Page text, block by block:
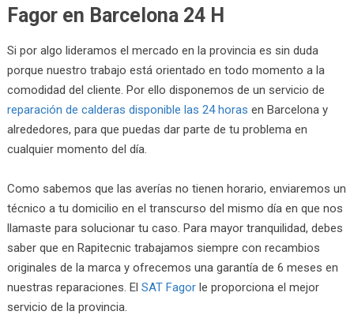
Fagor en Barcelona 24 H
Si por algo lideramos el mercado en la provincia es sin duda
porque nuestro trabajo está orientado en todo momento a la
comodidad del cliente. Por ello disponemos de un servicio de
reparación de calderas disponible las 24 horas en Barcelona y
alrededores, para que puedas dar parte de tu problema en
cualquier momento del día.
Como sabemos que las averías no tienen horario, enviaremos un
técnico a tu domicilio en el transcurso del mismo día en que nos
llamaste para solucionar tu caso. Para mayor tranquilidad, debes
saber que en Rapitecnic trabajamos siempre con recambios
originales de la marca y ofrecemos una garantía de 6 meses en
nuestras reparaciones. El SAT Fagorle proporciona el mejor
servicio de la provincia.